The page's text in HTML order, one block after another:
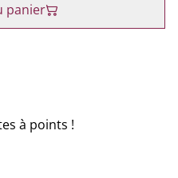
panier
à points !